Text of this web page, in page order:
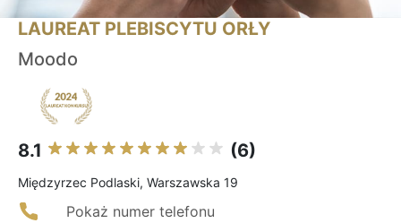
LAUREAT PLEBISCYTU ORŁY
Moodo
8.1 (6)
Międzyrzec Podlaski, Warszawska 19
Pokaż numer telefonu